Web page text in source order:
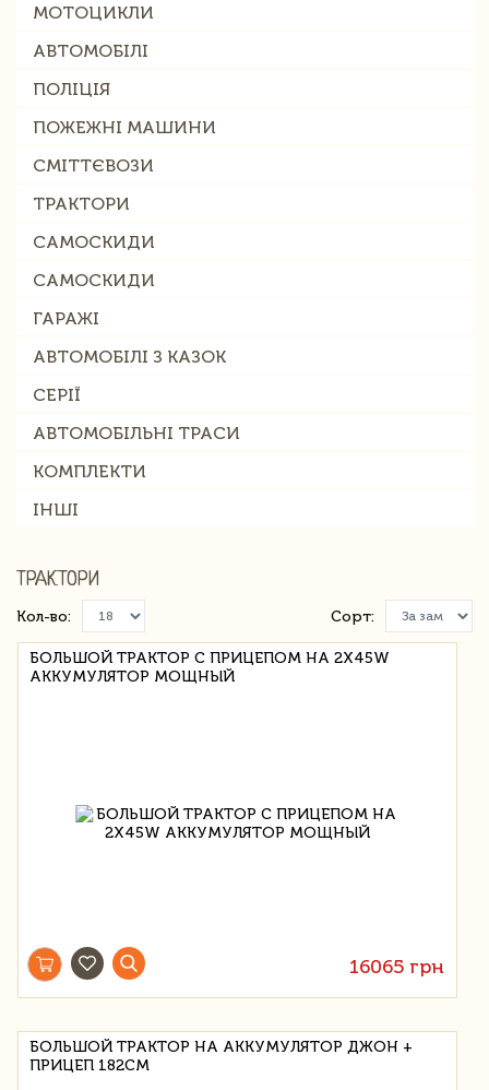
МОТОЦИКЛИ
АВТОМОБІЛІ
ПОЛІЦІЯ
ПОЖЕЖНІ МАШИНИ
СМІТТЄВОЗИ
ТРАКТОРИ
САМОСКИДИ
САМОСКИДИ
ГАРАЖІ
АВТОМОБІЛІ З КАЗОК
СЕРІЇ
АВТОМОБІЛЬНІ ТРАСИ
КОМПЛЕКТИ
ІНШІ
ТРАКТОРИ
Кол-во: Сорт:
БОЛЬШОЙ ТРАКТОР С ПРИЦЕПОМ НА 2X45W
АККУМУЛЯТОР МОЩНЫЙ
16065 грн
БОЛЬШОЙ ТРАКТОР НА АККУМУЛЯТОР ДЖОН +
ПРИЦЕП 182CM